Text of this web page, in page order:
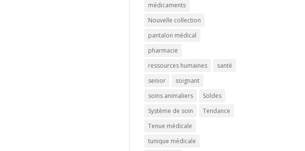
médicaments
Nouvelle collection
pantalon médical
pharmacie
ressources humaines
santé
senior
soignant
soins animaliers
Soldes
Système de soin
Tendance
Tenue médicale
tunique médicale